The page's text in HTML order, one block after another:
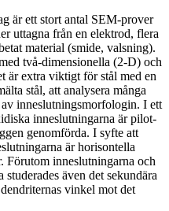
är ett stort antal SEM-prover
uttagna från en elektrod, flera
material (smide, valsning).
två-dimensionella (2-D) och
är extra viktigt för stål med en
stål, att analysera många
inneslutningsmorfologin. I ett
inneslutningarna är pilot-
genomförda. I syfte att
är horisontella
Förutom inneslutningarna och
även det sekundära
vinkel mot det